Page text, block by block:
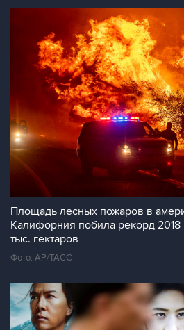
Площадь лесных пожаров в
Калифорния побила рекорд
тыс. гектаров
Фото: AP/ТАСС